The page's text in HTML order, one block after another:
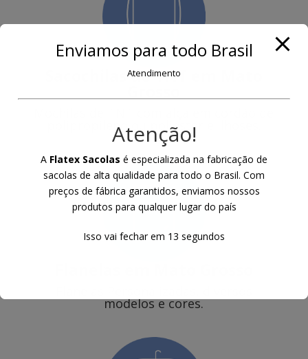
Sacochilas de TNT
polipropileno ou poliester e ilhoses.
modelos e cores.
Enviamos para todo Brasil
Atendimento
Atenção!
A Flatex Sacolas é especializada na fabricação de
sacolas de alta qualidade para todo o Brasil. Com
preços de fábrica garantidos, enviamos nossos
produtos para qualquer lugar do país
Isso vai fechar em 12 segundos